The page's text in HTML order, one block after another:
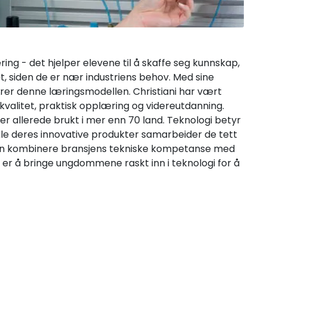
- det hjelper elevene til å skaffe seg kunnskap,
de er nær industriens behov. Med sine
denne læringsmodellen. Christiani har vært
praktisk opplæring og videreutdanning.
allerede brukt i mer enn 70 land. Teknologi betyr
deres innovative produkter samarbeider de tett
kombinere bransjens tekniske kompetanse med
å bringe ungdommene raskt inn i teknologi for å